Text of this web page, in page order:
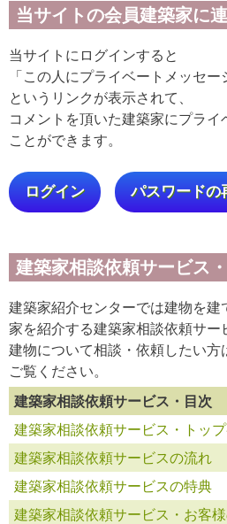
当サイトの会員建築家に
当サイトにログインすると
「この人にプライベートメッセー
というリンクが表示されて、
コメントを頂いた建築家にプラ
ことができます。
ログイン パスワードの
建築家相談依頼サービス
建築家紹介センターでは建物を
家を紹介する建築家相談依頼サー
建物について相談・依頼したい
ご覧ください。
建築家相談依頼サービス・目次
建築家相談依頼サービス・トッ
建築家相談依頼サービスの流れ
建築家相談依頼サービスの特典
建築家相談依頼サービス・お客